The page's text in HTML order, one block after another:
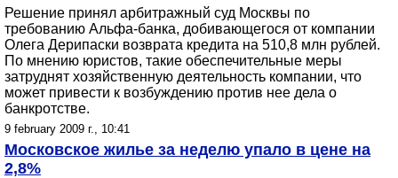
Решение принял арбитражный суд Москвы по
требованию Альфа-банка, добивающегося от компании
Олега Дерипаски возврата кредита на 510,8 млн рублей.
По мнению юристов, такие обеспечительные меры
затруднят хозяйственную деятельность компании, что
может привести к возбуждению против нее дела о
банкротстве.
9 february 2009 г., 10:41
Московское жилье за неделю упало в цене на
2,8%